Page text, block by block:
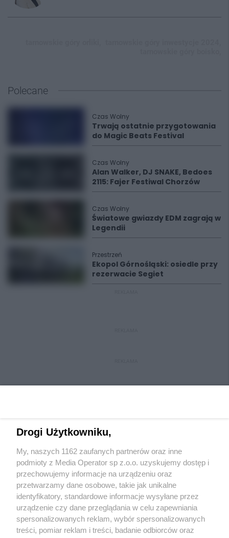
Polecane
Czas Wolny
Trwają ostatnie przygotowania
do Magic Beats Festival
Czas Wolny
Alan Walker, DJ SNAKE, Bedoes
2115: Fajer Festiwal Chorzów
Czas Wolny
Światowe gwiazdy EDM zagrają w
Legendii
Przestrzeń
Ekopol Górnośląski: osiedle przy
rezerwacie Segiet
Wydawca mediówlokalnych
Nie zapomnij
zapoznać się z:
polityką prywatności regulamin korzystania z portali
Drogi Użytkowniku,
My, naszych 1162 zaufanych partnerów oraz inne
podmioty z Media Operator sp z.o.o. uzyskujemy dostęp i
przechowujemy informacje na urządzeniu oraz
przetwarzamy dane osobowe, takie jak unikalne
identyfikatory, standardowe informacje wysyłane przez
urządzenie czy dane przeglądania w celu zapewniania
spersonalizowanych reklam, wybór spersonalizowanych
treści, pomiar reklam i treści, badanie odbiorców oraz